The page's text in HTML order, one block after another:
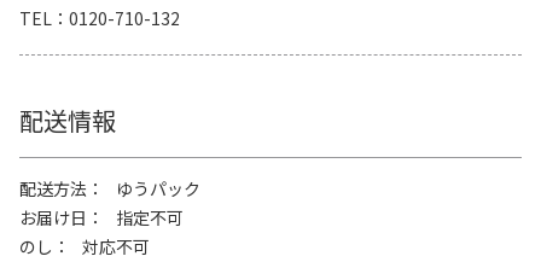
TEL
0120-710-132
配送情報
配送方法
ゆうパック
お届け日
指定不可
のし
対応不可